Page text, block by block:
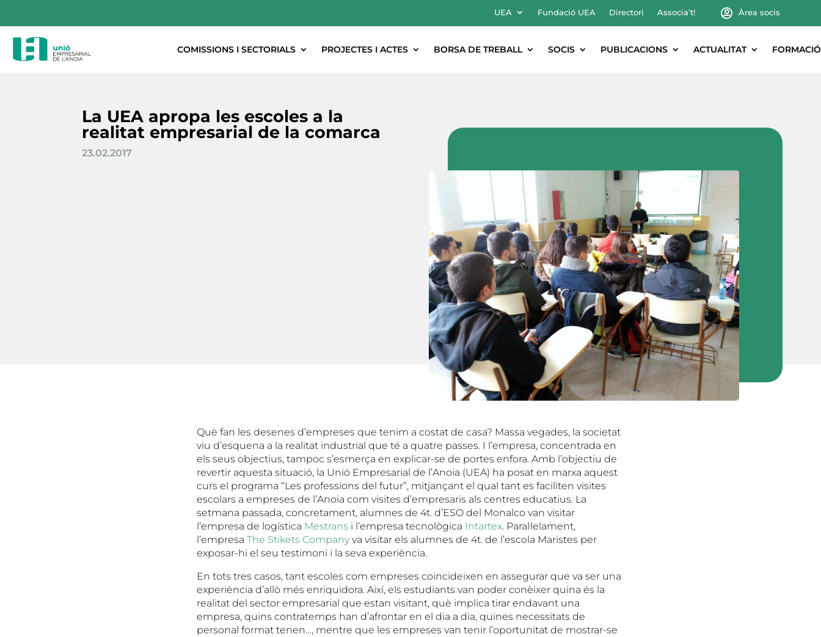
UEA Fundació UEA Directori Associa’t! Àrea socis
COMISSIONS I SECTORIALS PROJECTES I ACTES BORSA DE TREBALL SOCIS PUBLICACIONS ACTUALITAT FORMACIÓ
La UEA apropa les escoles a la
realitat empresarial de la comarca
23.02.2017
Què fan les desenes d’empreses que tenim a costat de casa? Massa vegades, la societat
viu d’esquena a la realitat industrial que té a quatre passes. I l’empresa, concentrada en
els seus objectius, tampoc s’esmerça en explicar-se de portes enfora. Amb l’objectiu de
revertir aquesta situació, la Unió Empresarial de l’Anoia (UEA) ha posat en marxa aquest
curs el programa “Les professions del futur”, mitjançant el qual tant es faciliten visites
escolars a empreses de l’Anoia com visites d’empresaris als centres educatius. La
setmana passada, concretament, alumnes de 4t. d’ESO del Monalco van visitar
l’empresa de logística Mestrans i l’empresa tecnològica Intartex. Paral·lelament,
l’empresa The Stikets Companyva visitar els alumnes de 4t. de l’escola Maristes per
exposar-hi el seu testimoni i la seva experiència.
En tots tres casos, tant escoles com empreses coincideixen en assegurar que va ser una
experiència d’allò més enriquidora. Així, els estudiants van poder conèixer quina és la
realitat del sector empresarial que estan visitant, què implica tirar endavant una
empresa, quins contratemps han d’afrontar en el dia a dia, quines necessitats de
personal format tenen…, mentre que les empreses van tenir l’oportunitat de mostrar-se